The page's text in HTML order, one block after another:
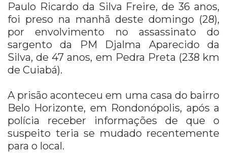
Paulo Ricardo da Silva Freire, de 36 anos,
foi preso na manhã deste domingo (28),
por envolvimento no assassinato do
sargento da PM Djalma Aparecido da
Silva, de 47 anos, em Pedra Preta (238 km
de Cuiabá).
A prisão aconteceu em uma casa do bairro
Belo Horizonte, em Rondonópolis, após a
polícia receber informações de que o
suspeito teria se mudado recentemente
para o local.